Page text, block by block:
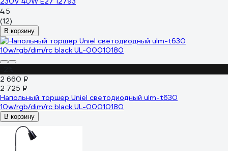
4.5
(12)
В корзину
2 660 ₽
2 725 ₽
Напольный торшер Uniel светодиодный ulm-t630
10w/rgb/dim/rc black UL-00010180
В корзину